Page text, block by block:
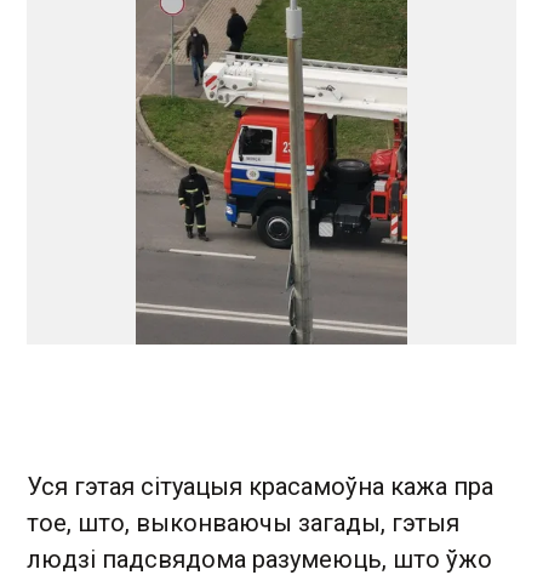
Уся гэтая сітуацыя красамоўна кажа пра
тое, што, выконваючы загады, гэтыя
людзі падсвядома разумеюць, што ўжо